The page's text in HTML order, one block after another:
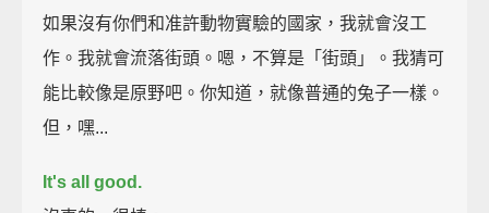
如果沒有你們和准許動物實驗的國家，我就會沒工
作。我就會流落街頭。嗯，不算是「街頭」。我猜可
能比較像是原野吧。你知道，就像普通的兔子一樣。
但，嘿...
It's all good.